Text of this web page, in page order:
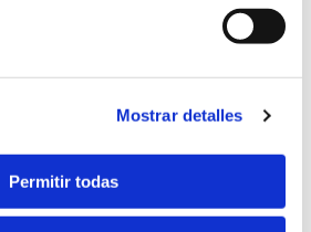
Mostrar detalles
Permitir todas
西蘭、印度尼西亞、
、文萊、巴布亞新幾內
、柬埔寨、韓國、中國
越南、老撾、緬甸、